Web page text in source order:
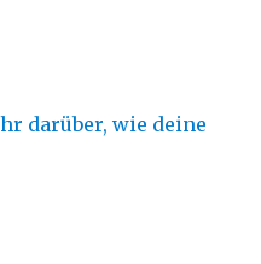
darüber, wie deine